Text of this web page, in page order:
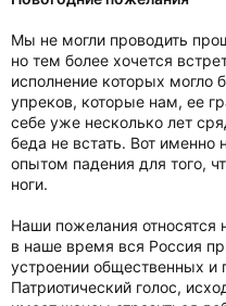
Мы не могли проводить
но тем более хочется
исполнение которых могло
упреков, которые нам, ее
себе уже несколько лет
беда не встать. Вот именно
опытом падения для того,
ноги.
Наши пожелания относятся
в наше время вся Россия
устроении общественных и
Патриотический голос,